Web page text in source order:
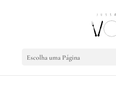
Escolha uma Página